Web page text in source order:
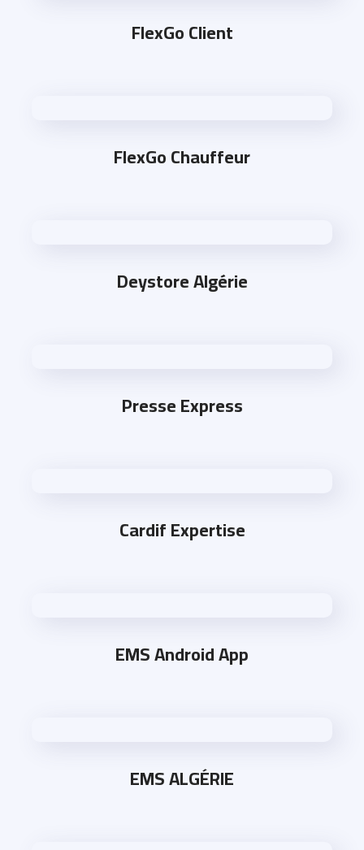
FlexGo Client
FlexGo Chauffeur
Deystore Algérie
Presse Express
Cardif Expertise
EMS Android App
EMS ALGÉRIE